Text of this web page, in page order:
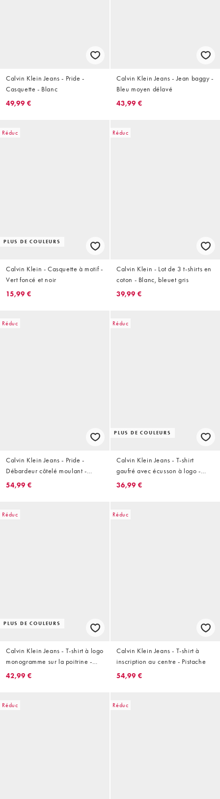
Calvin Klein Jeans - Pride -
Casquette - Blanc
49,99 €
Calvin Klein Jeans - Jean baggy -
Bleu moyen délavé
43,99 €
Réduc
PLUS DE COULEURS
Calvin Klein - Casquette à motif -
Vert foncé et noir
15,99 €
Réduc
Calvin Klein - Lot de 3 t-shirts en
coton - Blanc, bleuet gris
39,99 €
Réduc
Calvin Klein Jeans - Pride -
Débardeur côtelé moulant -
Lavande
54,99 €
Réduc
PLUS DE COULEURS
Calvin Klein Jeans - T-shirt
gaufré avec écusson à logo -
Bleu clair
36,99 €
Réduc
PLUS DE COULEURS
Calvin Klein Jeans - T-shirt à logo
monogramme sur la poitrine -
Blanc
42,99 €
Réduc
Calvin Klein Jeans - T-shirt à
inscription au centre - Pistache
54,99 €
Réduc Réduc